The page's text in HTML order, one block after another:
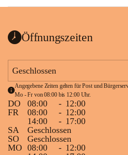
Öffnungszeiten
Geschlossen
Angegebene Zeiten gelten für Post und
Mo - Fr von 08:00 bis 12:00 Uhr.
DO 08:00 - 12:00
FR
08:00 - 12:00
14:00
- 17:00
SA
Geschlossen
SO
Geschlossen
MO 08:00 - 12:00